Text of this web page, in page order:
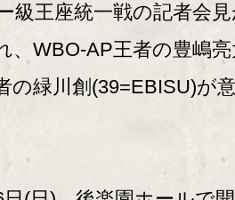
級王座統一戦の記者会
、WBO-AP王者の豊嶋
の緑川創(39=EBISU)が